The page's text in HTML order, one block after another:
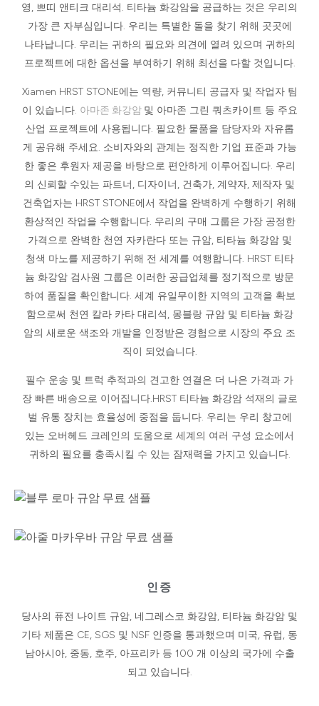
영, 쁘띠 앤티크 대리석. 티타늄 화강암을 공급하는 것은 우리의
가장 큰 자부심입니다. 우리는 특별한 돌을 찾기 위해 곳곳에
나타납니다. 우리는 귀하의 필요와 의견에 열려 있으며 귀하의
프로젝트에 대한 옵션을 부여하기 위해 최선을 다할 것입니다.
Xiamen HRST STONE에는 역량, 커뮤니티 공급자 및 작업자 팀
이 있습니다. 아마존 화강암 및 아마존 그린 쿼츠카이트 등 주요
산업 프로젝트에 사용됩니다. 필요한 물품을 담당자와 자유롭
게 공유해 주세요. 소비자와의 관계는 정직한 기업 표준과 가능
한 좋은 후원자 제공을 바탕으로 편안하게 이루어집니다. 우리
의 신뢰할 수있는 파트너, 디자이너, 건축가, 계약자, 제작자 및
건축업자는 HRST STONE에서 작업을 완벽하게 수행하기 위해
환상적인 작업을 수행합니다. 우리의 구매 그룹은 가장 공정한
가격으로 완벽한 천연 자카란다 또는 규암, 티타늄 화강암 및
청색 마노를 제공하기 위해 전 세계를 여행합니다. HRST 티타
늄 화강암 검사원 그룹은 이러한 공급업체를 정기적으로 방문
하여 품질을 확인합니다. 세계 유일무이한 지역의 고객을 확보
함으로써 천연 칼라 카타 대리석, 몽블랑 규암 및 티타늄 화강
암의 새로운 색조와 개발을 인정받은 경험으로 시장의 주요 조
직이 되었습니다.
필수 운송 및 트럭 추적과의 견고한 연결은 더 나은 가격과 가
장 빠른 배송으로 이어집니다.HRST 티타늄 화강암 석재의 글로
벌 유통 장치는 효율성에 중점을 둡니다. 우리는 우리 창고에
있는 오버헤드 크레인의 도움으로 세계의 여러 구성 요소에서
귀하의 필요를 충족시킬 수 있는 잠재력을 가지고 있습니다.
인증
당사의 퓨전 나이트 규암, 네그레스코 화강암, 티타늄 화강암 및
기타 제품은 CE, SGS 및 NSF 인증을 통과했으며 미국, 유럽, 동
남아시아, 중동, 호주, 아프리카 등 100 개 이상의 국가에 수출
되고 있습니다.